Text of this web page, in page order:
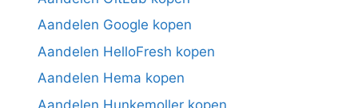
Aandelen Google kopen
Aandelen HelloFresh kopen
Aandelen Hema kopen
Aandelen Hunkemoller kopen